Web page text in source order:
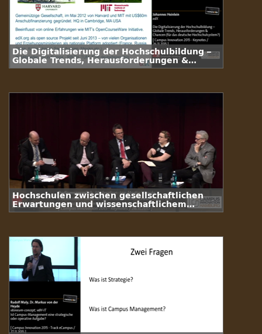
Die Digitalisierung der Hochschulbildung –
Globale Trends, Herausforderungen &
Chancen (für das deutsche
Hochschulen zwischen gesellschaftlichen
Erwartungen und wissenschaftlichem
Selbstverständnis